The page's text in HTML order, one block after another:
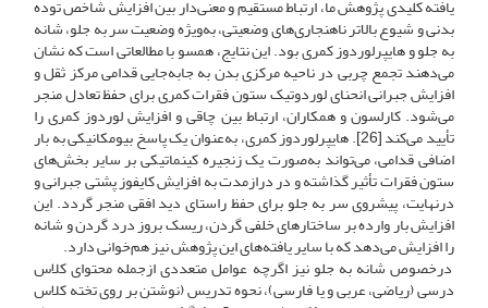
یافته کلیدی پژوهش ما، ارتباط مستقیم و معنی‌دار بین افزایش شاخص توده
بدنی و شیوع بالاتر ناهنجاری‌های وضعیتی، به‌ویژه وضعیت سر به جلو، شانه
به جلو و هایپرلوردوز کمری بود. این نتایج، همسو با مطالعاتی است که نشان
می‌دهند تجمع چربی در ناحیه مرکزی بدن به جابه‌جایی قدامی مرکز ثقل و
افزایش جبرانی انحنای لوردوتیک ستون فقرات کمری برای حفظ تعادل منجر
می‌شود. کارلسون و همکاران، ارتباط بین چاقی و افزایش لوردوز کمری را
تأیید می‌کند [26]. هایپرلوردوز کمری، به‌عنوان یک پاسخ بیومکانیکی به بار
اضافی قدامی، می‌تواند به‌صورت یک زنجیره کینماتیکی بر سایر بخش‌های
ستون فقرات تأثیر گذاشته و در درازمدت به افزایش کایفوز پشتی جبرانی و
درنهایت، پیشروی سر به جلو برای حفظ راستای دید افقی منجر گردد. این
افزایش بار وارده بر ساختارهای خلفی گردن، ریسک بروز درد گردن و شانه
را افزایش می‌دهد که با سایر یافته‌های این پژوهش نیز هم‌خوانی دارد.
درخصوص شانه به جلو نیز اگرچه عوامل متعددی ازجمله محتوای کلاس
درسی (ریاضی، عربی و یا فارسی)، نحوه تدریس (نوشتن بر روی تخته کلاس